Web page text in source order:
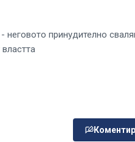
принудително